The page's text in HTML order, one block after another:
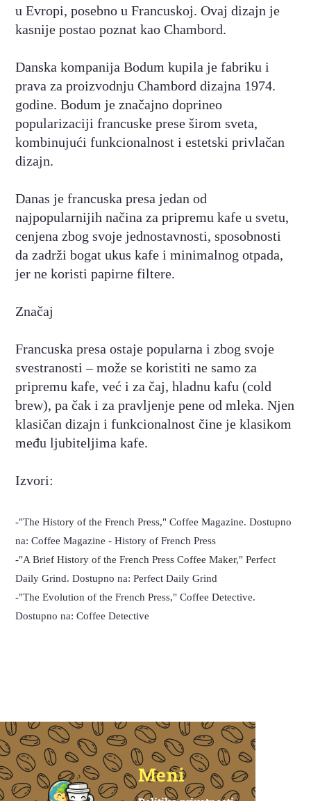
u Evropi, posebno u Francuskoj. Ovaj dizajn je
kasnije postao poznat kao Chambord.
Danska kompanija Bodum kupila je fabriku i
prava za proizvodnju Chambord dizajna 1974.
godine. Bodum je značajno doprineo
popularizaciji francuske prese širom sveta,
kombinujući funkcionalnost i estetski privlačan
dizajn.
Danas je francuska presa jedan od
najpopularnijih načina za pripremu kafe u svetu,
cenjena zbog svoje jednostavnosti, sposobnosti
da zadrži bogat ukus kafe i minimalnog otpada,
jer ne koristi papirne filtere.
Značaj
Francuska presa ostaje popularna i zbog svoje
svestranosti – može se koristiti ne samo za
pripremu kafe, već i za čaj, hladnu kafu (cold
brew), pa čak i za pravljenje pene od mleka. Njen
klasičan dizajn i funkcionalnost čine je klasikom
među ljubiteljima kafe.
Izvori:
-"The History of the French Press," Coffee Magazine. Dostupno
na: Coffee Magazine - History of French Press
-"A Brief History of the French Press Coffee Maker," Perfect
Daily Grind. Dostupno na: Perfect Daily Grind
-"The Evolution of the French Press," Coffee Detective.
Dostupno na: Coffee Detective
Meni